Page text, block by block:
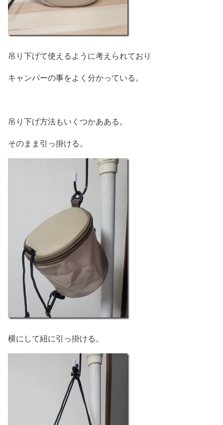
吊り下げて使えるように考えられており
キャンパーの事をよく分かっている。
吊り下げ方法もいくつかあある。
そのまま引っ掛ける。
横にして紐に引っ掛ける。